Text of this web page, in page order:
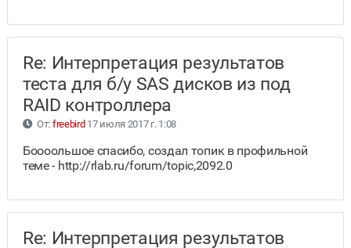
Re: Интерпретация результатов
теста для б/у SAS дисков из под
RAID контроллера
От: freebird 17 июля 2017 г. 1:08
Боооольшое спасибо, создал топик в профильной
теме - http://rlab.ru/forum/topic,2092.0
Re: Интерпретация результатов